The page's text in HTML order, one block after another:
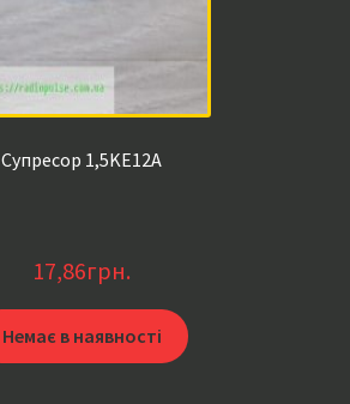
Супресор 1,5KE12A
17,86грн.
Немає в наявності